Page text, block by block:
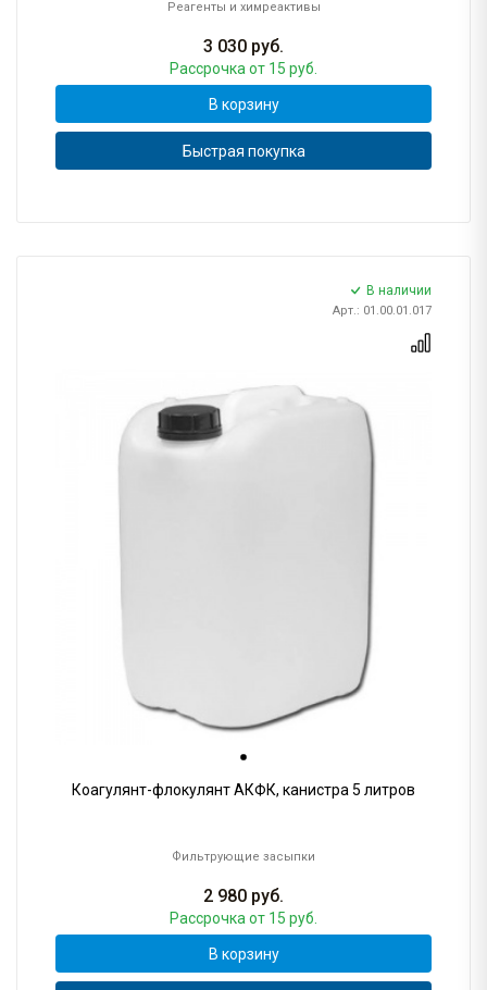
Реагенты и химреактивы
3 030 руб.
Рассрочкаот 15 руб.
В корзину
Быстрая покупка
В наличии
Арт.: 01.00.01.017
Коагулянт-флокулянт АКФК, канистра 5 литров
Фильтрующие засыпки
2 980 руб.
Рассрочкаот 15 руб.
В корзину